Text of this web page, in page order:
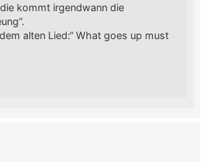
kommt irgendwann die
alten Lied:“ What goes up must